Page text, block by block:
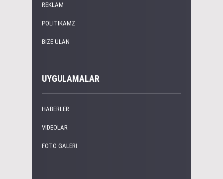
REKLAM
POLITIKAMZ
BIZE ULAN
UYGULAMALAR
HABERLER
VIDEOLAR
FOTO GALERI